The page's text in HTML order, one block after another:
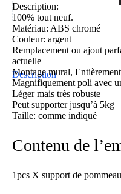
Description
Description:
100% tout neuf.
Matériau: ABS chromé
Couleur: argent
Remplacement ou ajout
actuelle
Montage mural,
Magnifiquement poli avec
Léger mais très robuste
Peut supporter jusqu’à 5kg
Taille: comme indiqué
Contenu de
1pcs X support de